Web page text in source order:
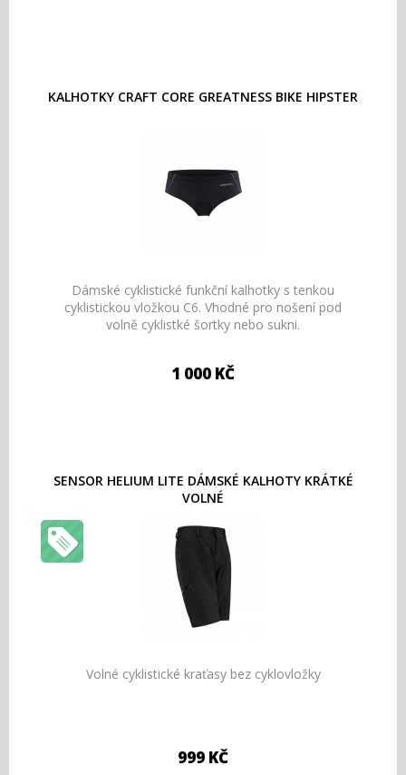
KALHOTKY CRAFT CORE GREATNESS BIKE HIPSTER
Dámské cyklistické funkční kalhotky s tenkou
cyklistickou vložkou C6. Vhodné pro nošení pod
volně cyklistké šortky nebo sukni.
1 000 KČ
SENSOR HELIUM LITE DÁMSKÉ KALHOTY KRÁTKÉ
VOLNÉ
Volné cyklistické kraťasy bez cyklovložky
999 KČ